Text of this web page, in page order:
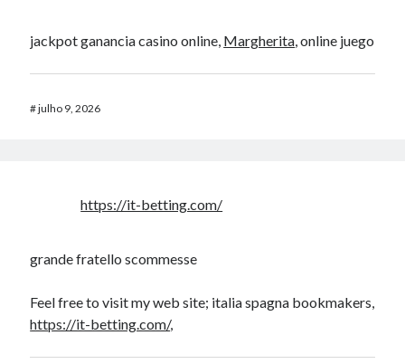
jackpot ganancia casino online, Margherita, online juego
#julho 9, 2026
https://it-betting.com/
grande fratello scommesse
Feel free to visit my web site; italia spagna bookmakers,
https://it-betting.com/,